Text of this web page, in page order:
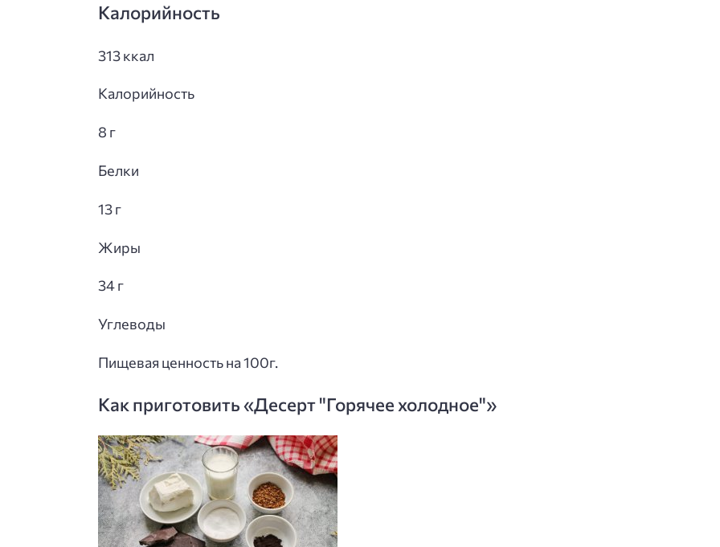
Калорийность
313 ккал
Калорийность
8 г
Белки
13 г
Жиры
34 г
Углеводы
Пищевая ценность на 100г.
Как приготовить «Десерт "Горячее холодное"»